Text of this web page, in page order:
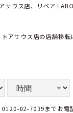
サウス店、リペア LABO
アサウス店の店舗移
02-7039までお電